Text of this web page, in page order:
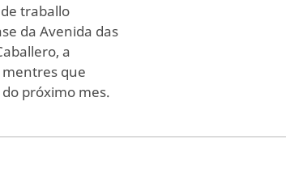
traballo
da Avenida das
a
que
próximo mes.